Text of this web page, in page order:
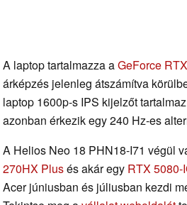
A laptop tartalmazza aGeForce
árképzés jelenleg átszámítva
laptop 1600p-s IPS kijelzőt
azonban érkezik egy 240 Hz-es
A Helios Neo 18 PHN18-I71 végül
270HX Plusés akár egy RTX 5080-
Acer júniusban és júliusban kezdi